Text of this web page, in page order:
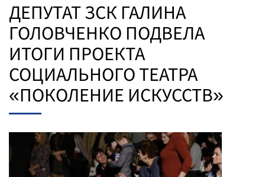
ДЕПУТАТ ЗСК ГАЛИНА
ГОЛОВЧЕНКО ПОДВЕЛА
ИТОГИ ПРОЕКТА
СОЦИАЛЬНОГО ТЕАТРА
«ПОКОЛЕНИЕ ИСКУССТВ»